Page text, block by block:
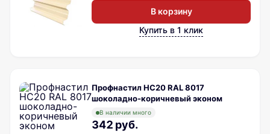
В корзину
Купить в 1 клик
Профнастил НС20 RAL 8017
шоколадно-коричневый эконом
В наличии много
342 руб.